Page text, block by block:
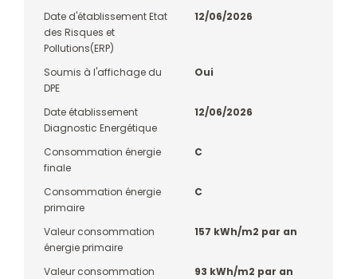
Date d'établissement Etat
des Risques et
Pollutions(ERP)
12/06/2026
Soumis à l'affichage du
DPE
Oui
Date établissement
Diagnostic Energétique
12/06/2026
Consommation énergie
finale
C
Consommation énergie
primaire
C
Valeur consommation
énergie primaire
157 kWh/m2 par an
Valeur consommation
93 kWh/m2 par an